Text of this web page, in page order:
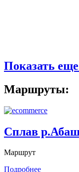
Показать
Маршруты:
Сплав
Маршрут
Подробнее